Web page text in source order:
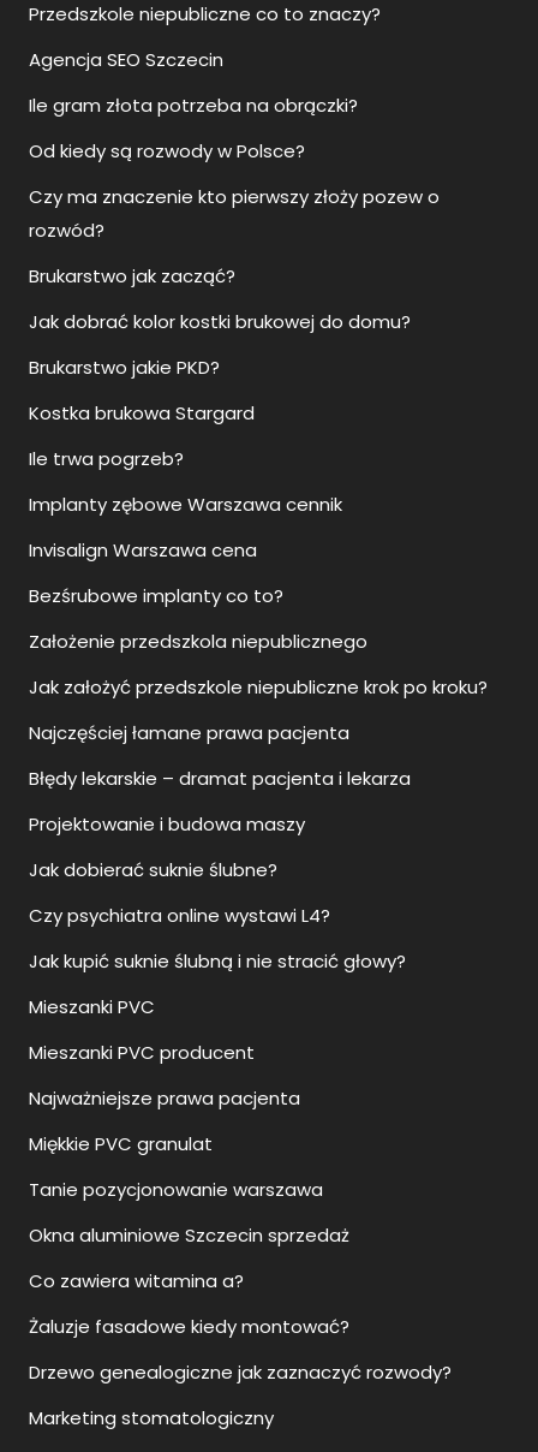
Przedszkole niepubliczne co to znaczy?
Agencja SEO Szczecin
Ile gram złota potrzeba na obrączki?
Od kiedy są rozwody w Polsce?
Czy ma znaczenie kto pierwszy złoży pozew o
rozwód?
Brukarstwo jak zacząć?
Jak dobrać kolor kostki brukowej do domu?
Brukarstwo jakie PKD?
Kostka brukowa Stargard
Ile trwa pogrzeb?
Implanty zębowe Warszawa cennik
Invisalign Warszawa cena
Bezśrubowe implanty co to?
Założenie przedszkola niepublicznego
Jak założyć przedszkole niepubliczne krok po kroku?
Najczęściej łamane prawa pacjenta
Błędy lekarskie – dramat pacjenta i lekarza
Projektowanie i budowa maszy
Jak dobierać suknie ślubne?
Czy psychiatra online wystawi L4?
Jak kupić suknie ślubną i nie stracić głowy?
Mieszanki PVC
Mieszanki PVC producent
Najważniejsze prawa pacjenta
Miękkie PVC granulat
Tanie pozycjonowanie warszawa
Okna aluminiowe Szczecin sprzedaż
Co zawiera witamina a?
Żaluzje fasadowe kiedy montować?
Drzewo genealogiczne jak zaznaczyć rozwody?
Marketing stomatologiczny